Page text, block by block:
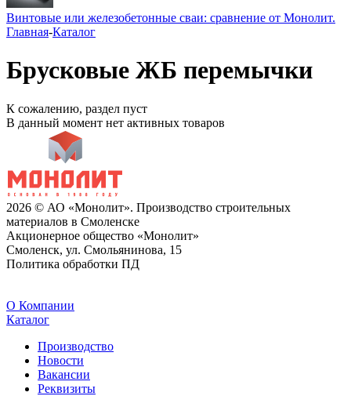
Винтовые или железобетонные сваи: сравнение от Монолит.
Главная-Каталог
Брусковые ЖБ перемычки
К сожалению, раздел пуст
В данный момент нет активных товаров
2026 © АО «Монолит». Производство строительных
материалов в Смоленске
Акционерное общество «Монолит»
Смоленск, ул. Смольянинова, 15
Политика обработки ПД
O Компании
Каталог
Производство
Новости
Вакансии
Реквизиты